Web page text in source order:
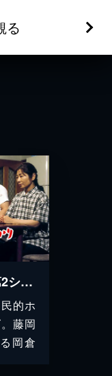
る
渡る世間は鬼ばかり 第2シリーズ(橋田壽賀子ドラマ)
的ホ
藤岡
岡倉